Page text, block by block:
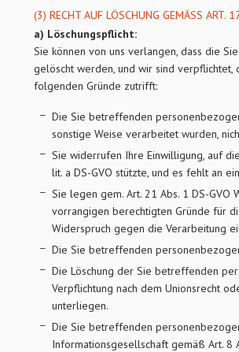
(3) RECHT AUF LÖSCHUNG GEMÄSS ART. 17
a) Löschungspflicht:
Sie können von uns verlangen, dass die
gelöscht werden, und wir sind
folgenden Gründe zutrifft:
Die Sie betreffenden
sonstige Weise verarbeitet wurden,
Sie widerrufen Ihre Einwilligung, auf
lit. a DS-GVO stützte, und es fehlt an
Sie legen gem. Art. 21 Abs. 1 DS-
vorrangigen berechtigten Gründe für
Widerspruch gegen die Verarbeitung
Die Sie betreffenden
Die Löschung der Sie betreffenden
Verpflichtung nach dem Unionsrecht
unterliegen.
Die Sie betreffenden
Informationsgesellschaft gemäß Art. 8